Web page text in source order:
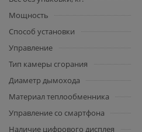
Мощность
Способ установки
Управление
Тип камеры сгорания
Диаметр дымохода
Материал теплообменника
Управление со смартфона
Наличие цифрового дисплея